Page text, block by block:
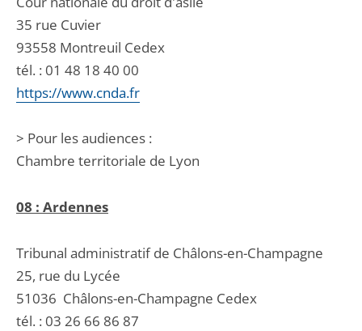
35 rue Cuvier
93558 Montreuil Cedex
tél. : 01 48 18 40 00
https://www.cnda.fr
> Pour les audiences :
Chambre territoriale de Lyon
08 : Ardennes
Tribunal administratif de Châlons-en-Champagne
25, rue du Lycée
51036 Châlons-en-Champagne Cedex
tél. : 03 26 66 86 87